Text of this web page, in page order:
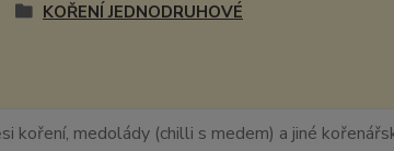
KOŘENÍ JEDNODRUHOVÉ
koření, medolády (chilli s medem) a jiné